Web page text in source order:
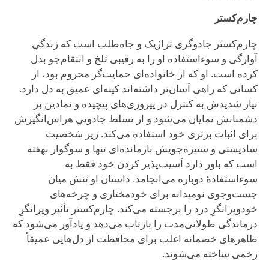
چارم‌کستر
چارم‌کستر جادوگری تراژیک و جاه‌طلب است که زندگیِ
آوارگی و سوءاستفاده او را به رقیبی تلخ و انتقام‌جو بدل
کرده است. او که از خانواده‌ای حمایت‌گر محروم بود، از
کسانی که راهی آسان‌تر داشته‌اند کینه‌ای عمیق به دل دارد.
نیاز شدیدش به کنترل در پیروزی‌های پیچیده و نمادین بر
دشمنانش نمایان می‌شود و از تسلط جادوییِ هراس‌انگیزش
برای اثبات برتری خود استفاده می‌کند. زیر شخصیت
سادیستی و ستیزه‌جویش بازمانده‌ای تنها و سوگوار نهفته
است که باور دارد آسیب‌پذیر کردن خود فقط به
سوءاستفادهٔ دوباره می‌انجامد. داستان او تنش میان
جست‌وجوی نومیدانه برای خودمختاری و چرخه‌های
خودویرانگرِ درد را برجسته می‌کند. چارم‌کستر تأثیر ویرانگرِ
درماندگی طولانی‌مدت را بازتاب می‌دهد و یادآور می‌شود که
ظاهرهای خصمانه اغلب برای محافظت از دل‌هایی عمیقاً
زخمی ساخته می‌شوند.